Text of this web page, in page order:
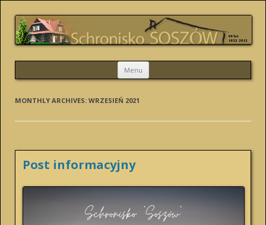
SCHRONISKO SOSZÓW
Menu Skip
content
MONTHLY ARCHIVES: WRZESIEŃ 2021
Post informacyjny